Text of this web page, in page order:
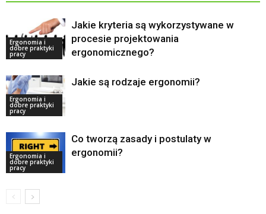
Ergonomia i
dobre praktyki
pracy
Jakie kryteria są wykorzystywane w
procesie projektowania
ergonomicznego?
Ergonomia i
dobre praktyki
pracy
Jakie są rodzaje ergonomii?
Ergonomia i
dobre praktyki
pracy
Co tworzą zasady i postulaty w
ergonomii?